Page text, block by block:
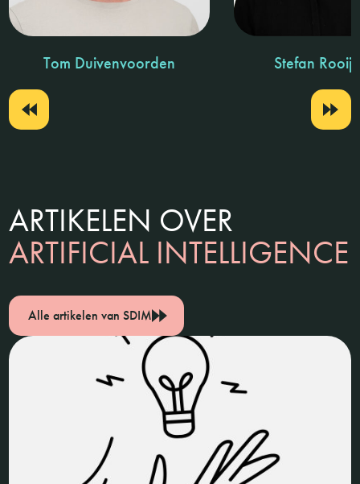
Tom Duivenvoorden Stefan
ARTIKELEN OVER
ARTIFICIAL INTELLIGENCE
Alle artikelen van SDIM